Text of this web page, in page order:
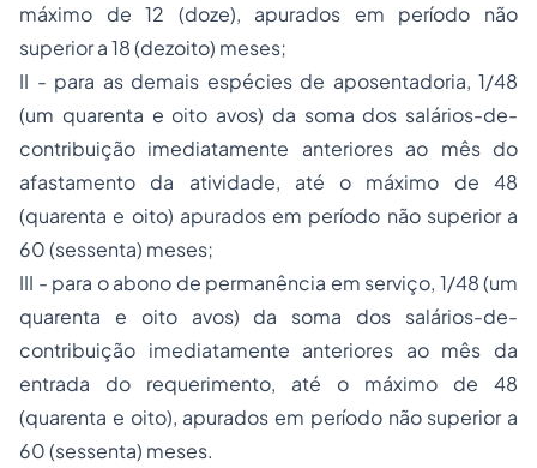
máximo de 12 (doze), apurados em período não
superior a 18 (dezoito) meses;
II - para as demais espécies de aposentadoria, 1/48
(um quarenta e oito avos) da soma dos salários-de-
contribuição imediatamente anteriores ao mês do
afastamento da atividade, até o máximo de 48
(quarenta e oito) apurados em período não superior a
60 (sessenta) meses;
III - para oabono de permanência em serviço, 1/48 (um
quarenta e oito avos) da soma dos salários-de-
contribuição imediatamente anteriores ao mês da
entrada do requerimento, até o máximo de 48
(quarenta e oito), apurados em período não superior a
60 (sessenta) meses.